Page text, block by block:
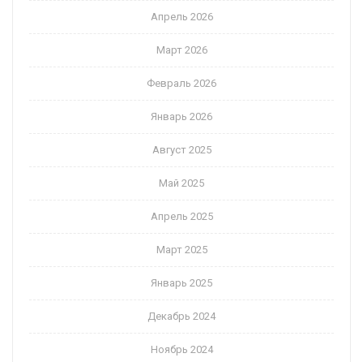
Апрель 2026
Март 2026
Февраль 2026
Январь 2026
Август 2025
Май 2025
Апрель 2025
Март 2025
Январь 2025
Декабрь 2024
Ноябрь 2024